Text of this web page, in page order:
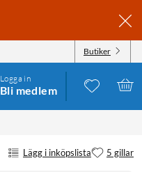
Butiker
Logga in
Bli medlem
Lägg i inköpslista 5 gillar